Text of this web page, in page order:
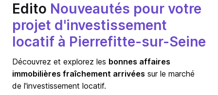
Edito Nouveautés pour votre
projet d'investissement
locatif à Pierrefitte-sur-Seine
Découvrez et explorez les bonnes affaires
immobilières fraîchement arrivées sur le marché
de l'investissement locatif.